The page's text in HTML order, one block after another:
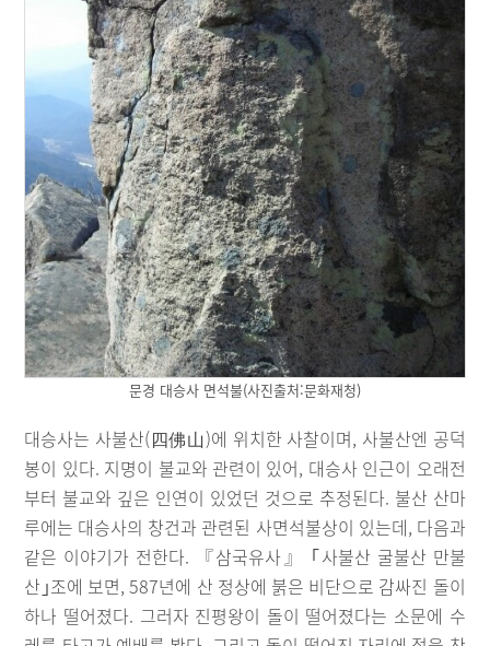
문경 대승사 면석불(사진출처:문화재청)
대승사는 사불산(四佛山)에 위치한 사찰이며, 사불산엔 공덕
봉이 있다. 지명이 불교와 관련이 있어, 대승사 인근이 오래전
부터 불교와 깊은 인연이 있었던 것으로 추정된다. 불산 산마
루에는 대승사의 창건과 관련된 사면석불상이 있는데, 다음과
같은 이야기가 전한다. 『삼국유사』 ｢사불산 굴불산 만불
산｣조에 보면, 587년에 산 정상에 붉은 비단으로 감싸진 돌이
하나 떨어졌다. 그러자 진평왕이 돌이 떨어졌다는 소문에 수